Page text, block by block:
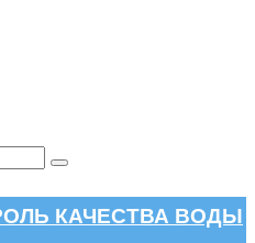
КАЧЕСТВА ВОДЫ